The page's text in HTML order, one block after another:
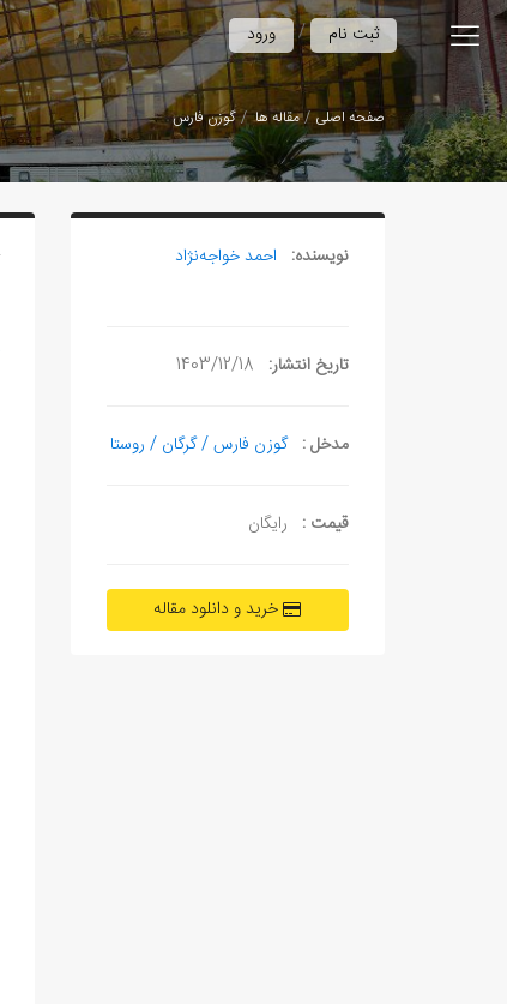
ورود / ثبت نام
صفحه اصلی مقاله ها گوزن فارس
نویسنده: احمد خواجه‌نژاد
تاریخ انتشار: 1403/12/18
مدخل : گوزن فارس / گرگان / روستا
قیمت : رایگان
خرید و دانلود مقاله